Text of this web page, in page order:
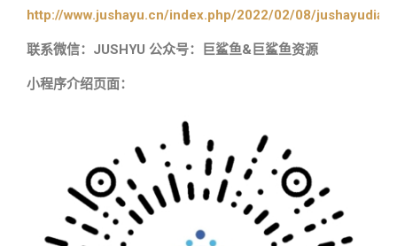
http://www.jushayu.cn/index.php/2022/02/08/
联系微信：JUSHYU 公众号：巨鲨鱼&巨鲨鱼资源
小程序介绍页面：